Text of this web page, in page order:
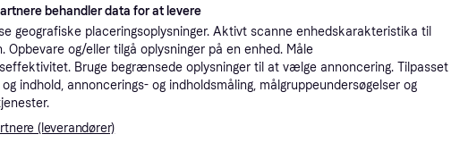
M3 (2025), 13-
128GB
4.9
18
Apple iPad Air M3 (2025), 11-
inch, Wi-Fi+Cellular, 128GB, Blue
11", Apple iPadOS 18
6.291 kr.
behandler data for at levere
geografiske placeringsoplysninger. Aktivt scanne enhedskarakteristika til
Opbevare og/eller tilgå oplysninger på en enhed. Måle
Bruge begrænsede oplysninger til at vælge annoncering. Tilpasset
indhold, annoncerings- og indholdsmåling, målgruppeundersøgelser og
(leverandører)